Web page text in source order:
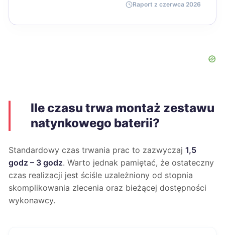
Raport z czerwca 2026
Ile czasu trwa montaż zestawu
natynkowego baterii?
Standardowy czas trwania prac to zazwyczaj 1,5
godz – 3 godz. Warto jednak pamiętać, że ostateczny
czas realizacji jest ściśle uzależniony od stopnia
skomplikowania zlecenia oraz bieżącej dostępności
wykonawcy.